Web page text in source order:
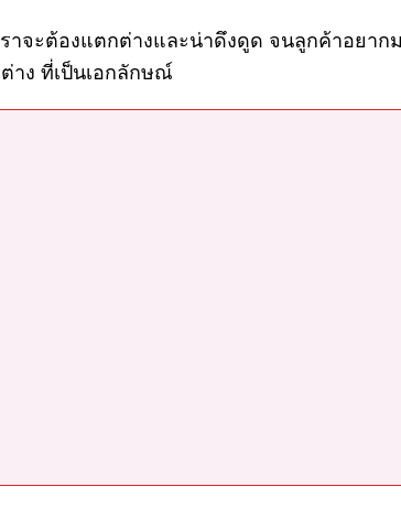
ราจะต้องแตกต่างและน่าดึงดูด จนลูกค้าอยาก
าง ที่เป็นเอกลักษณ์